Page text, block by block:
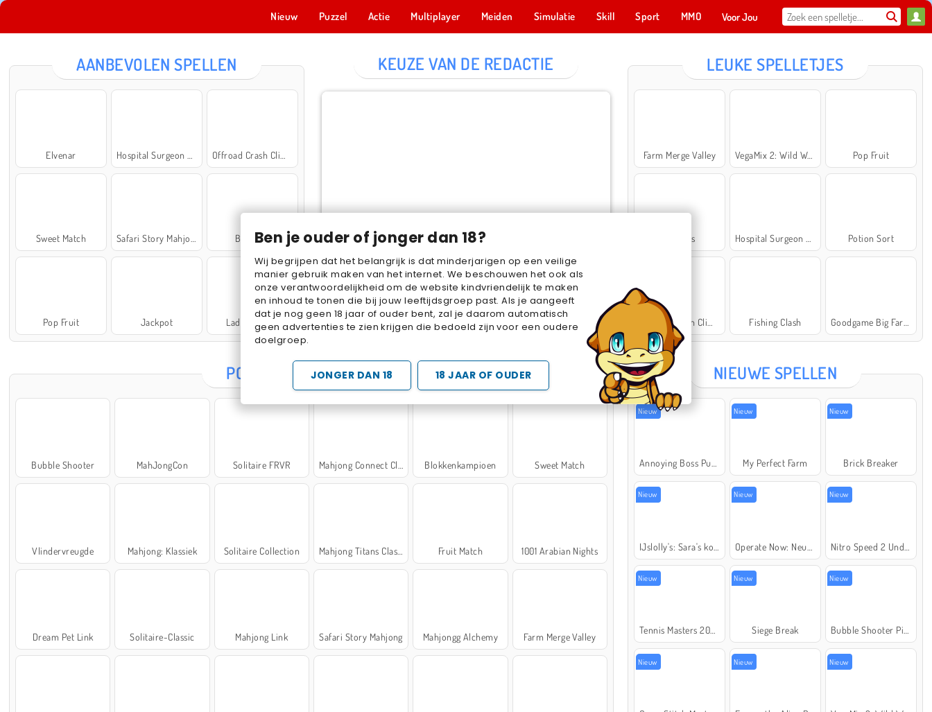
Ben je ouder of jonger dan 18?
Wij begrijpen dat het belangrijk is dat minderjarigen op een veilige
manier gebruik maken van het internet. We beschouwen het ook als
onze verantwoordelijkheid om de website kindvriendelijk te maken
en inhoud te tonen die bij jouw leeftijdsgroep past. Als je aangeeft
dat je nog geen 18 jaar of ouder bent, zal je daarom automatisch
geen advertenties te zien krijgen die bedoeld zijn voor een oudere
doelgroep.
JONGER DAN 18 18 JAAR OF OUDER
Nieuw Puzzel Actie Multiplayer Meiden Simulatie Skill Sport MMO Voor Jou
AANBEVOLEN SPELLEN
Elvenar
Sweet Match Ball Sort
Pop Fruit Jackpot Lady Popular
KEUZE VAN DE REDACTIE
Cake Merge 2 Cross Stitch Masters
Cake Merge 2 Marble Sort Star Stable
LEUKE SPELLETJES
Farm Merge Valley VegaMix 2: Wild West Pop Fruit
Bubbits Potion Sort
Fishing Clash
POPULAIRE SPELLETJES
Bubble Shooter MahJongCon Solitaire FRVR Mahjong Connect Classic Blokkenkampioen Sweet Match
Vlindervreugde Mahjong: Klassiek Solitaire Collection Fruit Match 1001 Arabian Nights
Dream Pet Link Solitaire-Classic Mahjong Link Safari Story Mahjong Mahjongg Alchemy Farm Merge Valley
NIEUWE SPELLEN
Nieuw Nieuw
My Perfect Farm
Nieuw
Brick Breaker
Nieuw Nieuw Nieuw
Nieuw Nieuw
Siege Break
Nieuw
Nieuw Nieuw Nieuw